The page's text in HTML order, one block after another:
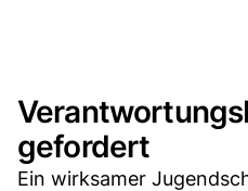
gefordert
Ein wirksamer